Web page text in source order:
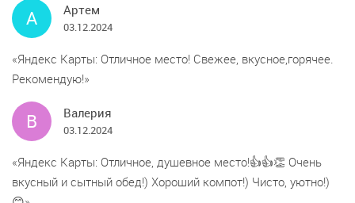
А Артем
03.12.2024
Яндекс Карты: Отличное место! Свежее, вкусное,горячее.
Рекомендую!
В Валерия
03.12.2024
Яндекс Карты: Отличное, душевное место!👍👍👏 Очень
вкусный и сытный обед!) Хороший компот!) Чисто, уютно!)